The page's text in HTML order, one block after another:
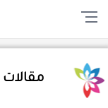
الرئيسية
مقالات